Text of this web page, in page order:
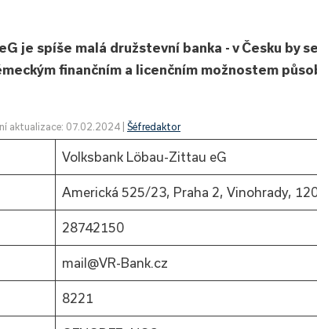
je spíše malá družstevní banka - v Česku by
finančním a licenčním možnostem
aktualizace: 07.02.2024 | Šéfredaktor
Volksbank Löbau-Zittau eG
Americká 525/23, Praha 2, Vinohrady,
28742150
mail@VR-Bank.cz
8221